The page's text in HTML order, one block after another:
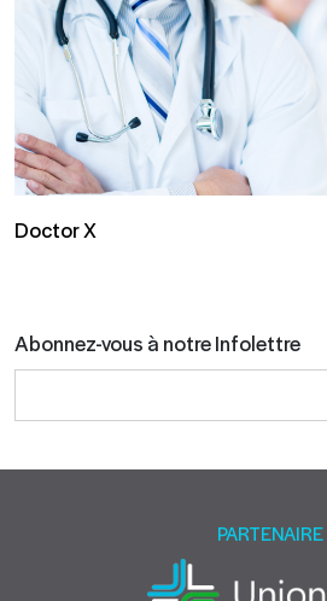
Doctor X
Abonnez-vous à notre Infolettre
leave
field
PARTENAIRE